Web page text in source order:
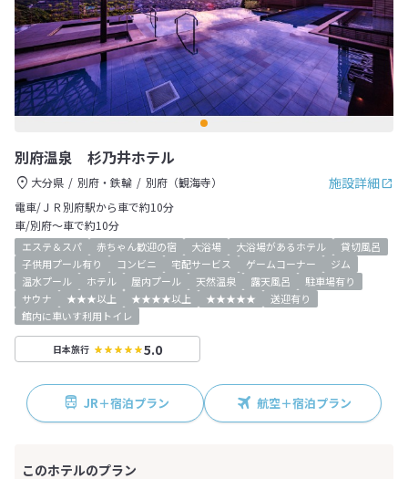
別府温泉 杉乃井ホテル
施設詳細
大分県 別府・鉄輪
別府（観海寺）
電車/ＪＲ別府駅から車で約10分
車/別府～車で約10分
エステ＆スパ 赤ちゃん歓迎の宿 大浴場 大浴場があるホテル
貸切風呂
子供用プール有り
コンビニ 宅配サービス ゲームコーナー
ジム
温水プール
ホテル 屋内プール 天然温泉 露天風呂
駐車場有り
サウナ
★★★以上 ★★★★以上 ★★★★★
送迎有り
館内に車いす利用トイレ
日本旅行 5.0
JR＋宿泊プラン 航空＋宿泊プラン